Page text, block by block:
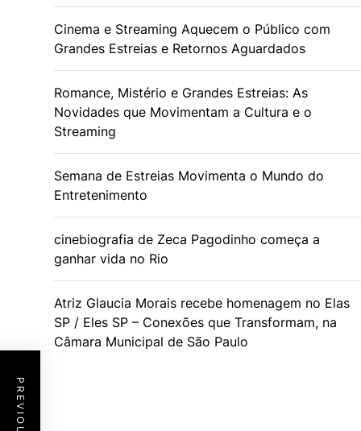
Cinema e Streaming Aquecem o Público com
Grandes Estreias e Retornos Aguardados
Romance, Mistério e Grandes Estreias: As
Novidades que Movimentam a Cultura e o
Streaming
Semana de Estreias Movimenta o Mundo do
Entretenimento
cinebiografia de Zeca Pagodinho começa a
ganhar vida no Rio
Atriz Glaucia Morais recebe homenagem no Elas
SP / Eles SP – Conexões que Transformam, na
Câmara Municipal de São Paulo